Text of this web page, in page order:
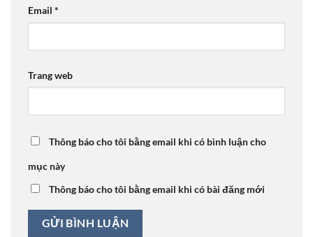
Email *
Trang web
Thông báo cho tôi bằng email khi có bình luận cho
mục này
Thông báo cho tôi bằng email khi có bài đăng mới